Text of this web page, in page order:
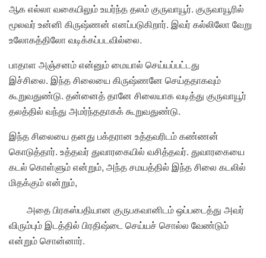
ஆக எல்லா வகையிலும் உயர்ந்த தலம் குருவாயூர். குருவாயூரில்
மூலவர் உன்னி கிருஷ்ணன் எனப்படுகிறார். இவர் கல்லிலோ வேறு
உலோகத்திலோ வடிக்கப்படவில்லை.
பாதாள அஞ்சனம் என்னும் மையால் செய்யப்பட்டது
இச்சிலை. இந்த சிலையை கிருஷ்ணனே செய்ததாகவும்
கூறுவதுண்டு. தன்னைத் தானே சிலையாக வடித்து குருவாயூர்
தலத்தில் வந்து அமர்ந்ததாகக் கூறுவதுண்டு.
இந்த சிலையை தனது பக்தரான உத்தவரிடம் கண்ணன்
கொடுத்தார். உத்தவர் துவாரகையில் வசித்தவர். துவாரகையை
கடல் கொள்ளும் என்றும், அந்த சமயத்தில் இந்த சிலை கடலில்
மிதக்கும் என்றும்,
அதை பிரகஸ்பதியான குருபகவானிடம் ஒப்படைத்து அவர்
விரும்பும் இடத்தில் பிரதிஷ்டை செய்யச் சொல்ல வேண்டும்
என்றும் சொன்னார்.